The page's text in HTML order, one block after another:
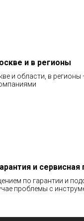
и в регионы
и области, в регионы
и
по гарантии и
проблемы с